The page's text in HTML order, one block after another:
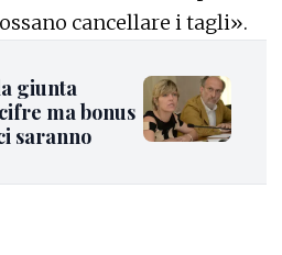
cancellare i tagli».
giunta
ma bonus
saranno